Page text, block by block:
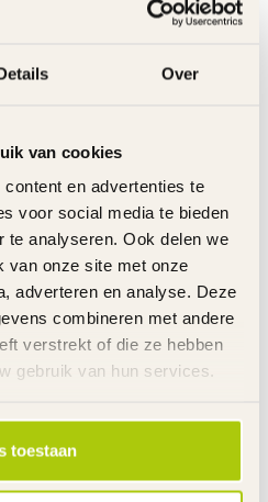
Over
van cookies
en advertenties te
voor social media te bieden
te analyseren. Ook delen we
van onze site met onze
adverteren en analyse. Deze
combineren met andere
verstrekt of die ze hebben
gebruik van hun services.
toestaan
met opdruk
de wielen - rood en wit
slijtageonderdelen